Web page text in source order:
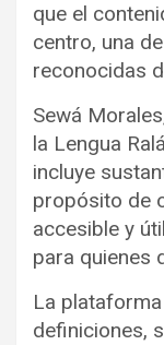
que el
centro, una
reconocidas
Sewá
la Lengua
incluye
propósito de
accesible y
para quienes
La
definiciones,